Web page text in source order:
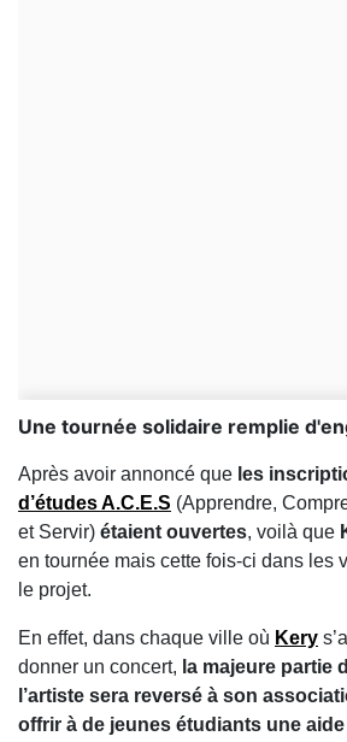
Une tournée solidaire remplie
Après avoir annoncé que les
d’études A.C.E.S (Apprendre,
et Servir) étaient ouvertes, voilà que
en tournée mais cette fois-ci dans les
le projet.
En effet, dans chaque ville où Kery
donner un concert, la majeure partie
l’artiste sera reversé à son
offrir à de jeunes étudiants une